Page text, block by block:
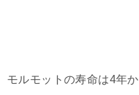
モルモットの寿命は4年